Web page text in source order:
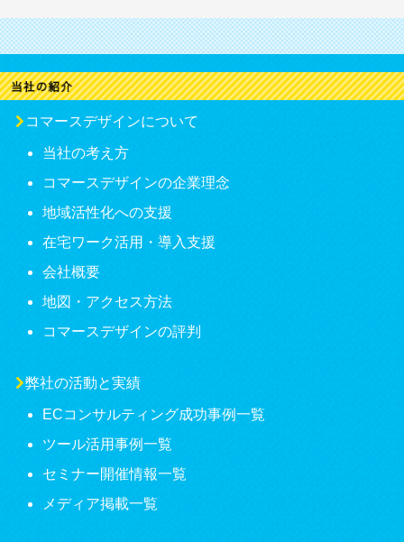
コマースデザインについて
当社の考え方
コマースデザインの企業理念
地域活性化への支援
在宅ワーク活用・導入支援
会社概要
地図・アクセス方法
コマースデザインの評判
弊社の活動と実績
ECコンサルティング成功事例一覧
ツール活用事例一覧
セミナー開催情報一覧
メディア掲載一覧